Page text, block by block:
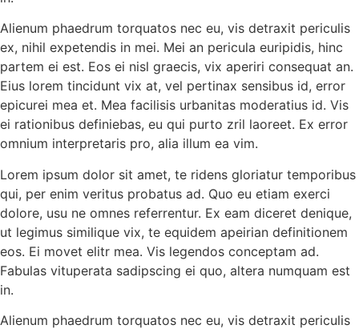
Alienum phaedrum torquatos nec eu, vis detraxit periculis
ex, nihil expetendis in mei. Mei an pericula euripidis, hinc
partem ei est. Eos ei nisl graecis, vix aperiri consequat an.
Eius lorem tincidunt vix at, vel pertinax sensibus id, error
epicurei mea et. Mea facilisis urbanitas moderatius id. Vis
ei rationibus definiebas, eu qui purto zril laoreet. Ex error
omnium interpretaris pro, alia illum ea vim.
Lorem ipsum dolor sit amet, te ridens gloriatur temporibus
qui, per enim veritus probatus ad. Quo eu etiam exerci
dolore, usu ne omnes referrentur. Ex eam diceret denique,
ut legimus similique vix, te equidem apeirian definitionem
eos. Ei movet elitr mea. Vis legendos conceptam ad.
Fabulas vituperata sadipscing ei quo, altera numquam est
in.
Alienum phaedrum torquatos nec eu, vis detraxit periculis